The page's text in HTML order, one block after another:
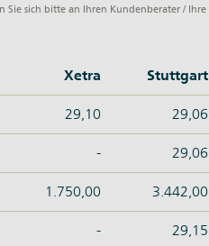
Sie sich bitte an Ihren Kundenberater / Ihre
Xetra Stuttgart
29,10 29,06
- 29,06
1.750,00 3.442,00
- 29,15